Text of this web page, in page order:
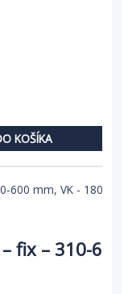
KOŠÍKA
fix – 310-600